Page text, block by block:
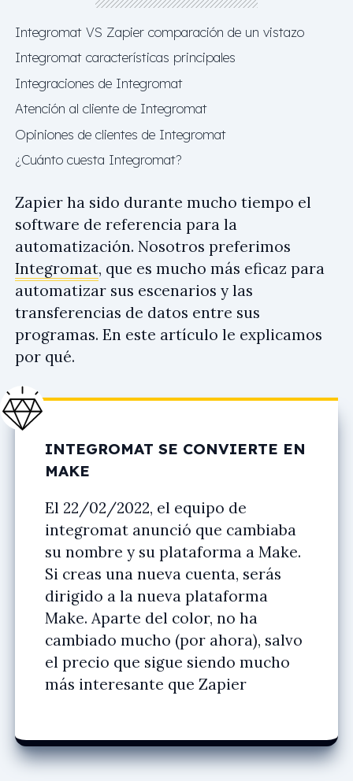
Integromat VS Zapier comparación de un vistazo
Integromat características principales
Integraciones de Integromat
Atención al cliente de Integromat
Opiniones de clientes de Integromat
¿Cuánto cuesta Integromat?
Zapier ha sido durante mucho tiempo el
software de referencia para la
automatización. Nosotros preferimos
Integromat, que es mucho más eficaz para
automatizar sus escenarios y las
transferencias de datos entre sus
programas. En este artículo le explicamos
por qué.
INTEGROMAT SE CONVIERTE EN
MAKE
El 22/02/2022, el equipo de
integromat anunció que cambiaba
su nombre y su plataforma a Make.
Si creas una nueva cuenta, serás
dirigido a la nueva plataforma
Make. Aparte del color, no ha
cambiado mucho (por ahora), salvo
el precio que sigue siendo mucho
más interesante que Zapier